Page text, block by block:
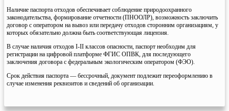
Наличие паспорта отходов обеспечивает соблюдение природоохранного
законодательства, формирование отчетности (ПНООЛР), возможность заключить
договор с оператором на вывоз или передачу отходов сторонним организациям, у
которых обязательно должна быть соответствующая лицензия.
В случае наличия отходов I-II классов опасности, паспорт необходим для
регистрации на цифровой платформе ФГИС ОПВК, для последующего
заключения договора с федеральным экологическим оператором (ФЭО).
Срок действия паспорта — бессрочный, документ подлежит переоформлению в
случае изменения реквизитов и сведений об организации.